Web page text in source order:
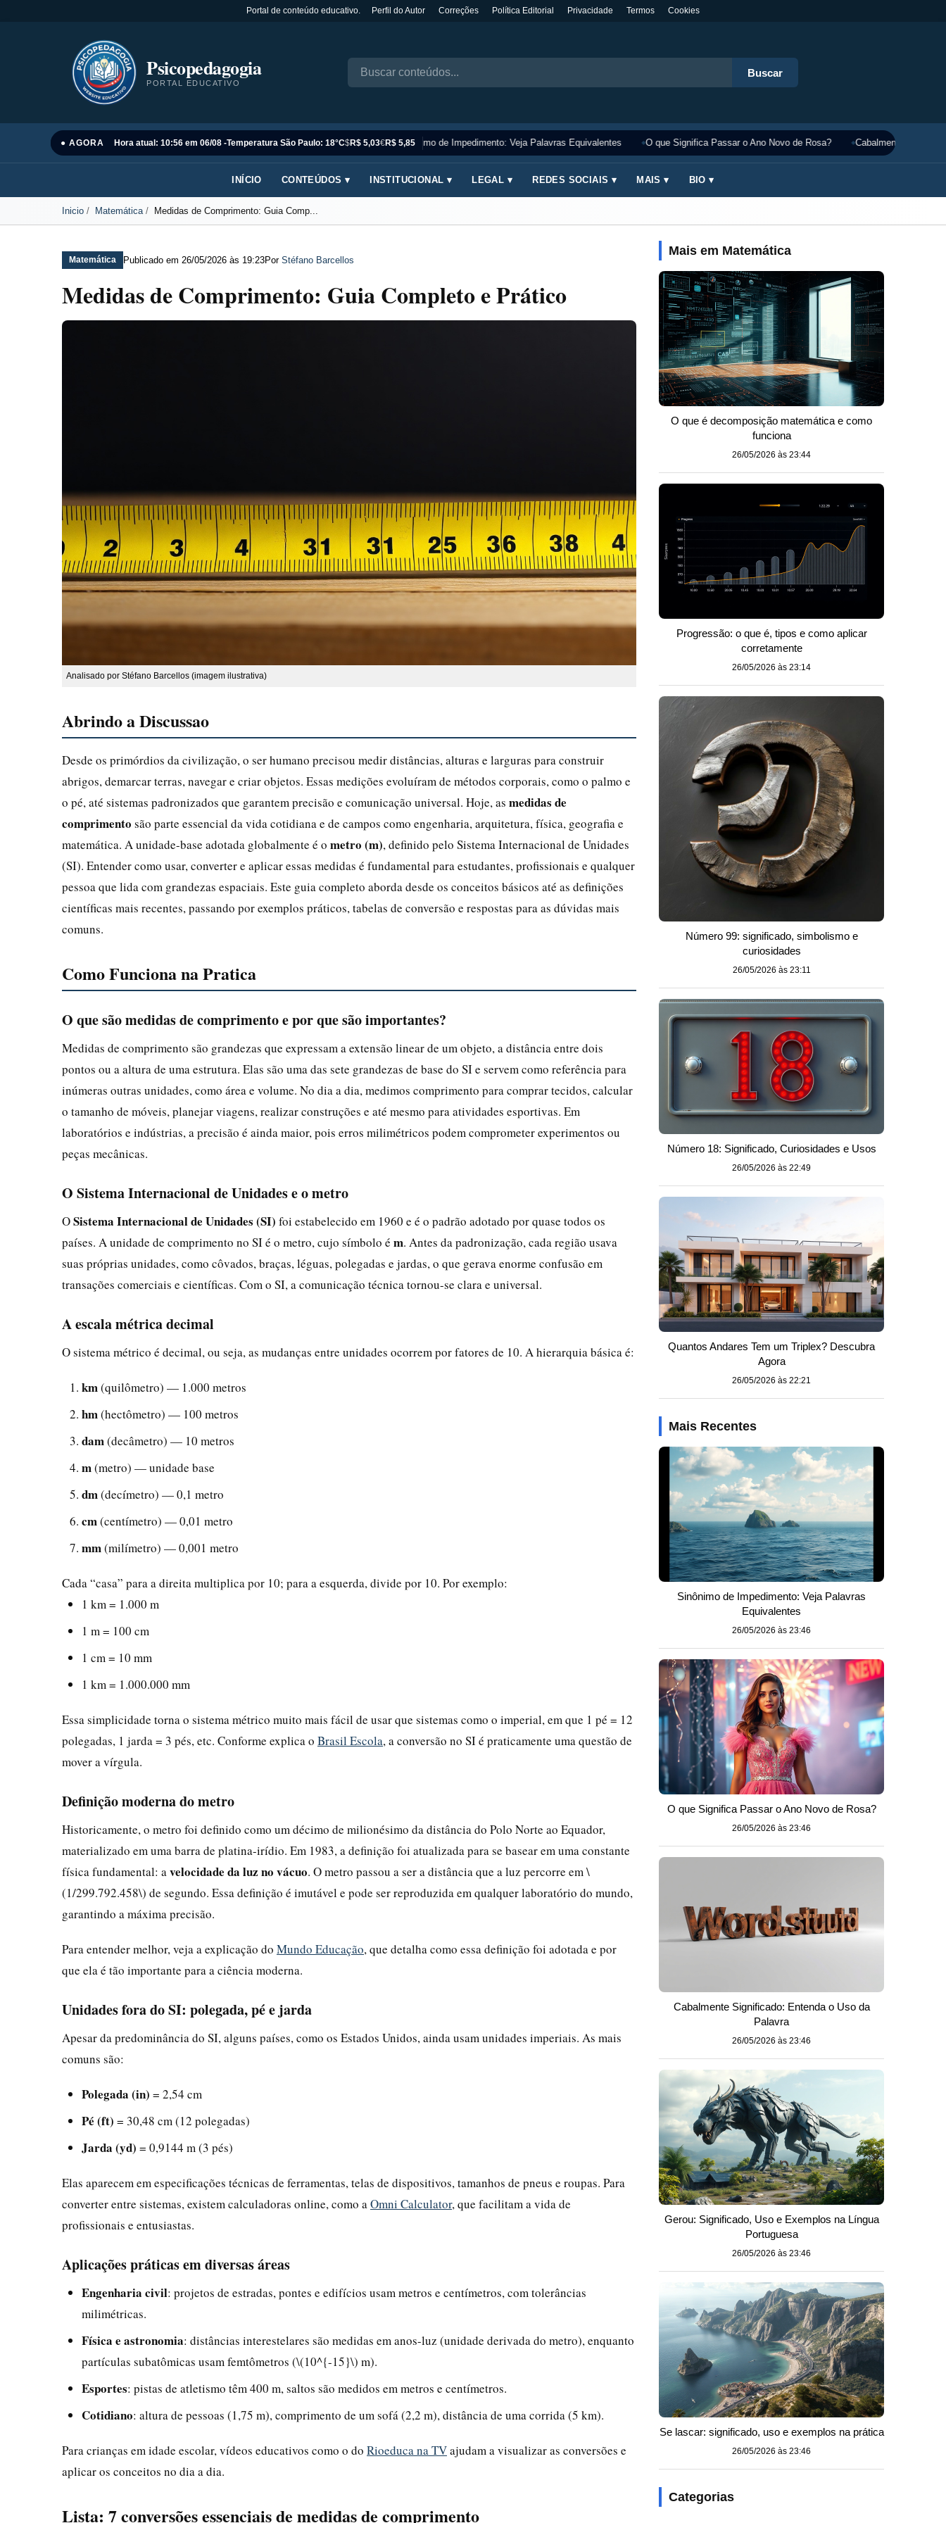
Portal de conteúdo educativo. Perfil do Autor Correções Política Editorial Privacidade Termos Cookies
Psicopedagogia
PORTAL EDUCATIVO
Buscar
● AGORA Hora atual: 10:56 em 06/08 -Temperatura São Paulo: 18°C$R$ 5,03€R$ 5,85
Sinônimo de Impedimento: Veja Palavras Equivalentes O que Significa Passar o Ano Novo de Rosa? Cabalmente
INÍCIO CONTEÚDOS ▾ INSTITUCIONAL ▾ LEGAL ▾ REDES SOCIAIS ▾ MAIS ▾ BIO ▾
Inicio Matemática Medidas de Comprimento: Guia Comp...
Matemática Publicado em 26/05/2026 às 19:23Por Stéfano Barcellos
Medidas de Comprimento: Guia Completo e Prático
Analisado por Stéfano Barcellos (imagem ilustrativa)
Abrindo a Discussao
Desde os primórdios da civilização, o ser humano precisou medir distâncias, alturas e larguras para construir
abrigos, demarcar terras, navegar e criar objetos. Essas medições evoluíram de métodos corporais, como o palmo e
o pé, até sistemas padronizados que garantem precisão e comunicação universal. Hoje, as medidas de
comprimento são parte essencial da vida cotidiana e de campos como engenharia, arquitetura, física, geografia e
matemática. A unidade-base adotada globalmente é o metro (m), definido pelo Sistema Internacional de Unidades
(SI). Entender como usar, converter e aplicar essas medidas é fundamental para estudantes, profissionais e qualquer
pessoa que lida com grandezas espaciais. Este guia completo aborda desde os conceitos básicos até as definições
científicas mais recentes, passando por exemplos práticos, tabelas de conversão e respostas para as dúvidas mais
comuns.
Como Funciona na Pratica
O que são medidas de comprimento e por que são importantes?
Medidas de comprimento são grandezas que expressam a extensão linear de um objeto, a distância entre dois
pontos ou a altura de uma estrutura. Elas são uma das sete grandezas de base do SI e servem como referência para
inúmeras outras unidades, como área e volume. No dia a dia, medimos comprimento para comprar tecidos, calcular
o tamanho de móveis, planejar viagens, realizar construções e até mesmo para atividades esportivas. Em
laboratórios e indústrias, a precisão é ainda maior, pois erros milimétricos podem comprometer experimentos ou
peças mecânicas.
O Sistema Internacional de Unidades e o metro
OSistema Internacional de Unidades (SI) foi estabelecido em 1960 e é o padrão adotado por quase todos os
países. A unidade de comprimento no SI é o metro, cujo símbolo é m. Antes da padronização, cada região usava
suas próprias unidades, como côvados, braças, léguas, polegadas e jardas, o que gerava enorme confusão em
transações comerciais e científicas. Com o SI, a comunicação técnica tornou-se clara e universal.
A escala métrica decimal
O sistema métrico é decimal, ou seja, as mudanças entre unidades ocorrem por fatores de 10. A hierarquia básica é:
km(quilômetro) — 1.000 metros
hm(hectômetro) — 100 metros
dam(decâmetro) — 10 metros
m(metro) — unidade base
dm(decímetro) — 0,1 metro
cm(centímetro) — 0,01 metro
mm(milímetro) — 0,001 metro
Cada “casa” para a direita multiplica por 10; para a esquerda, divide por 10. Por exemplo:
1 km = 1.000 m
1 m = 100 cm
1 cm = 10 mm
1 km = 1.000.000 mm
Essa simplicidade torna o sistema métrico muito mais fácil de usar que sistemas como o imperial, em que 1 pé = 12
polegadas, 1 jarda = 3 pés, etc. Conforme explica o Brasil Escola, a conversão no SI é praticamente uma questão de
mover a vírgula.
Definição moderna do metro
Historicamente, o metro foi definido como um décimo de milionésimo da distância do Polo Norte ao Equador,
materializado em uma barra de platina-irídio. Em 1983, a definição foi atualizada para se basear em uma constante
física fundamental: a velocidade da luz no vácuo. O metro passou a ser a distância que a luz percorre em \
(1/299.792.458\) de segundo. Essa definição é imutável e pode ser reproduzida em qualquer laboratório do mundo,
garantindo a máxima precisão.
Para entender melhor, veja a explicação do Mundo Educação, que detalha como essa definição foi adotada e por
que ela é tão importante para a ciência moderna.
Unidades fora do SI: polegada, pé e jarda
Apesar da predominância do SI, alguns países, como os Estados Unidos, ainda usam unidades imperiais. As mais
comuns são:
Polegada (in) = 2,54 cm
Pé (ft) = 30,48 cm (12 polegadas)
Jarda (yd) = 0,9144 m (3 pés)
Elas aparecem em especificações técnicas de ferramentas, telas de dispositivos, tamanhos de pneus e roupas. Para
converter entre sistemas, existem calculadoras online, como a Omni Calculator, que facilitam a vida de
profissionais e entusiastas.
Aplicações práticas em diversas áreas
Engenharia civil: projetos de estradas, pontes e edifícios usam metros e centímetros, com tolerâncias
milimétricas.
Física e astronomia: distâncias interestelares são medidas em anos-luz (unidade derivada do metro), enquanto
partículas subatômicas usam femtômetros (\(10^{-15}\) m).
Esportes: pistas de atletismo têm 400 m, saltos são medidos em metros e centímetros.
Cotidiano: altura de pessoas (1,75 m), comprimento de um sofá (2,2 m), distância de uma corrida (5 km).
Para crianças em idade escolar, vídeos educativos como o do Rioeduca na TVajudam a visualizar as conversões e
aplicar os conceitos no dia a dia.
Lista: 7 conversões essenciais de medidas de comprimento
Mais em Matemática
O que é decomposição matemática e como
funciona
26/05/2026 às 23:44
Progressão: o que é, tipos e como aplicar
corretamente
26/05/2026 às 23:14
Número 99: significado, simbolismo e
curiosidades
26/05/2026 às 23:11
Número 18: Significado, Curiosidades e Usos
26/05/2026 às 22:49
Quantos Andares Tem um Triplex? Descubra
Agora
26/05/2026 às 22:21
Mais Recentes
Sinônimo de Impedimento: Veja Palavras
Equivalentes
26/05/2026 às 23:46
O que Significa Passar o Ano Novo de Rosa?
26/05/2026 às 23:46
Cabalmente Significado: Entenda o Uso da
Palavra
26/05/2026 às 23:46
Gerou: Significado, Uso e Exemplos na Língua
Portuguesa
26/05/2026 às 23:46
Se lascar: significado, uso e exemplos na prática
26/05/2026 às 23:46
Categorias